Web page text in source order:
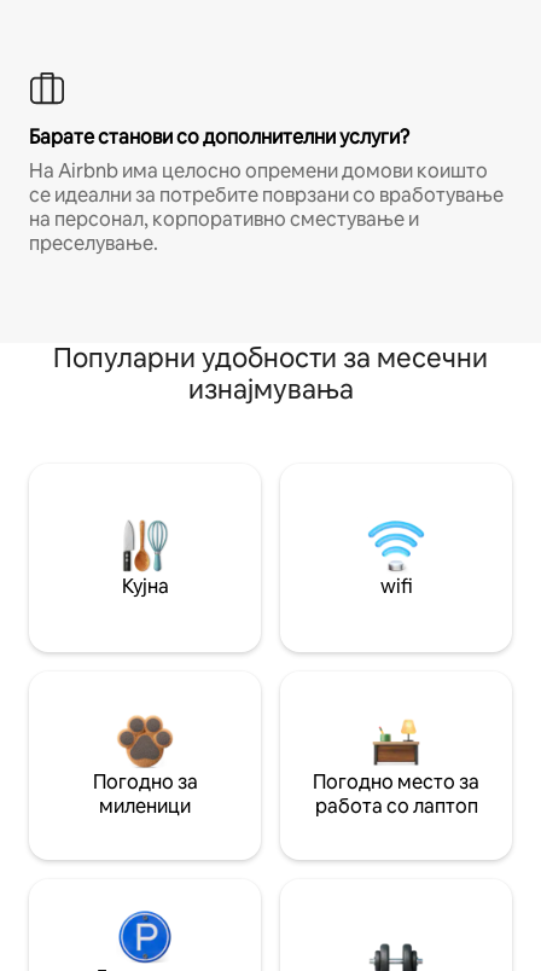
Барате станови со дополнителни услуги?
На Airbnb има целосно опремени домови коишто
се идеални за потребите поврзани со вработување
на персонал, корпоративно сместување и
преселување.
Популарни удобности за месечни
изнајмувања
Кујна wifi
Погодно за
миленици
Погодно место за
работа со лаптоп